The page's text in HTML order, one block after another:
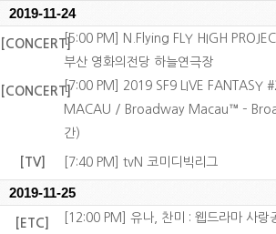
2019-11-24
[CONCERT][5:00 PM] N.Flying FLY HIGH
부산 영화의전당 하늘연극장
[CONCERT][7:00 PM] 2019 SF9 LIVE FANTASY
MACAU / Broadway Macau™ –
간)
[TV] [7:40 PM] tvN 코미디빅리그
2019-11-25
[ETC]
[12:00 PM] 유나, 찬미 : 웹드라마 사